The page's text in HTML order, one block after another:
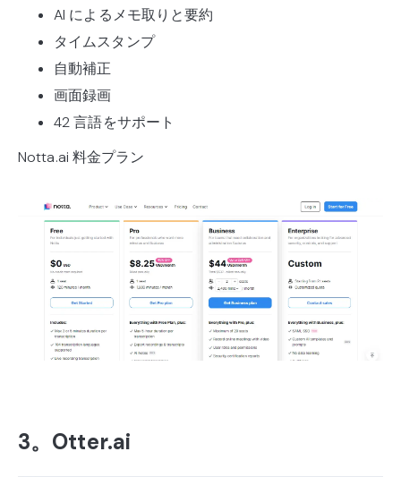
AI によるメモ取りと要約
タイムスタンプ
自動補正
画面録画
42 言語をサポート
Notta.ai 料金プラン
3。Otter.ai